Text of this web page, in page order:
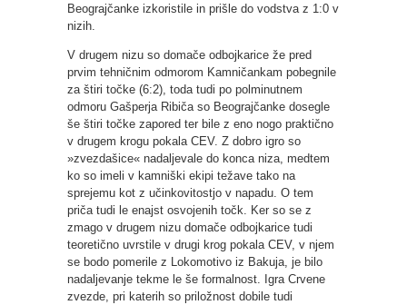
Beograjčanke izkoristile in prišle do vodstva z 1:0 v
nizih.
V drugem nizu so domače odbojkarice že pred
prvim tehničnim odmorom Kamničankam pobegnile
za štiri točke (6:2), toda tudi po polminutnem
odmoru Gašperja Ribiča so Beograjčanke dosegle
še štiri točke zapored ter bile z eno nogo praktično
v drugem krogu pokala CEV. Z dobro igro so
»zvezdašice« nadaljevale do konca niza, medtem
ko so imeli v kamniški ekipi težave tako na
sprejemu kot z učinkovitostjo v napadu. O tem
priča tudi le enajst osvojenih točk. Ker so se z
zmago v drugem nizu domače odbojkarice tudi
teoretično uvrstile v drugi krog pokala CEV, v njem
se bodo pomerile z Lokomotivo iz Bakuja, je bilo
nadaljevanje tekme le še formalnost. Igra Crvene
zvezde, pri katerih so priložnost dobile tudi